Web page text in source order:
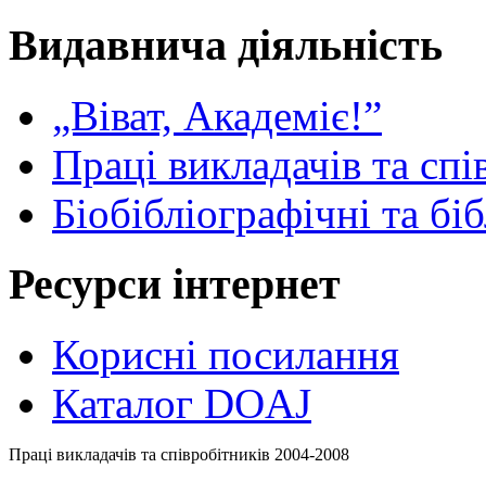
Видавнича діяльність
„Віват, Академіє!”
Праці викладачів та
Біобібліографічні та
Ресурси інтернет
Корисні посилання
Каталог DOAJ
Праці викладачів та співробітників 2004-2008